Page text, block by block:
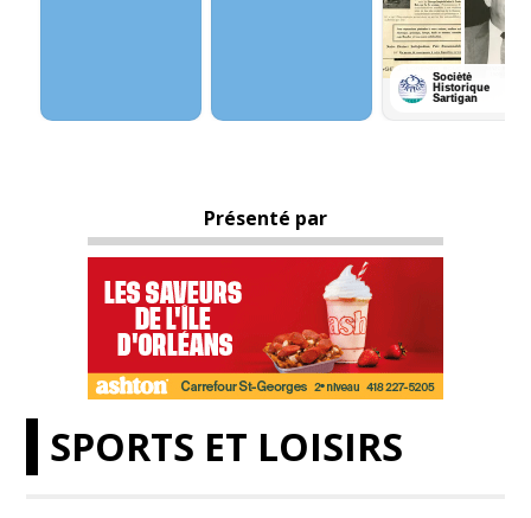
Présenté par
SPORTS ET LOISIRS